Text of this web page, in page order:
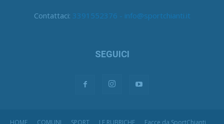
Contattaci: 3391552376 - info@sportchianti.it
SEGUICI